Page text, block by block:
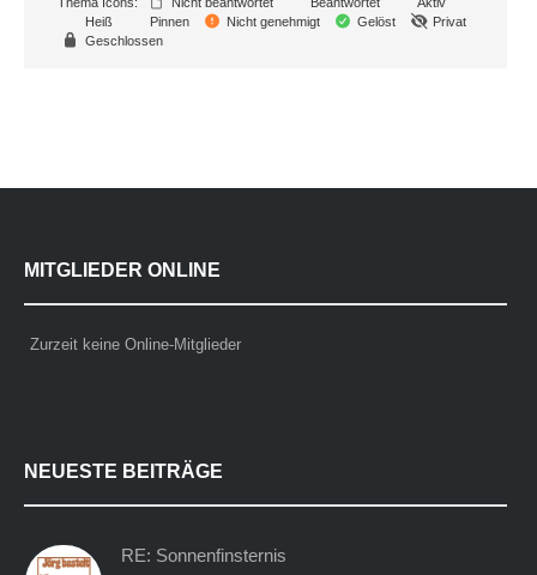
Heiß
Pinnen Nicht genehmigt Gelöst
Privat
Geschlossen
MITGLIEDER ONLINE
Zurzeit keine Online-Mitglieder
NEUESTE BEITRÄGE
RE: Sonnenfinsternis